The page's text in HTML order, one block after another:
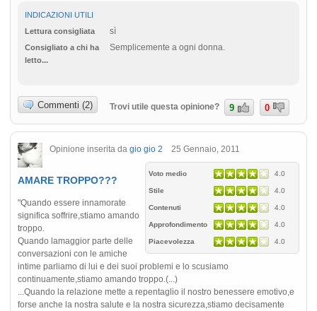
INDICAZIONI UTILI
Lettura consigliata
sì
Consigliato a chi ha
letto...
Semplicemente a ogni donna.
Commenti (2) Trovi utile questa opinione? 9 0
Opinione inserita da gio gio 2 25 Gennaio, 2011
Voto medio 4.0
Stile 4.0
Contenuti 4.0
Approfondimento 4.0
Piacevolezza 4.0
AMARE TROPPO???
"Quando essere innamorate
significa soffrire,stiamo amando
troppo.
Quando lamaggior parte delle
conversazioni con le amiche
intime parliamo di lui e dei suoi problemi e lo scusiamo
continuamente,stiamo amando troppo.(...)
...Quando la relazione mette a repentaglio il nostro benessere emotivo,e
forse anche la nostra salute e la nostra sicurezza,stiamo decisamente